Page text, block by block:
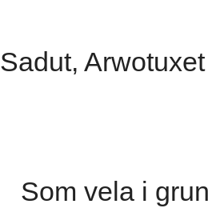
Sadut,
Som vela i